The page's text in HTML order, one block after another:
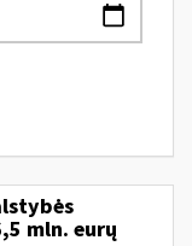
mln. eurų